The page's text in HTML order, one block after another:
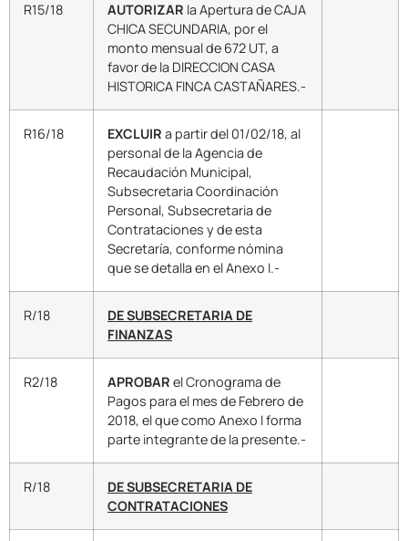
R15/18 AUTORIZAR la Apertura de CAJA
CHICA SECUNDARIA, por el
monto mensual de 672 UT, a
favor de la DIRECCION CASA
HISTORICA FINCA CASTAÑARES.-
R16/18 EXCLUIR a partir del 01/02/18, al
personal de la Agencia de
Recaudación Municipal,
Subsecretaria Coordinación
Personal, Subsecretaria de
Contrataciones y de esta
Secretaría, conforme nómina
que se detalla en el Anexo I.-
R/18
DE SUBSECRETARIA DE
FINANZAS
R2/18 APROBAR el Cronograma de
Pagos para el mes de Febrero de
2018, el que como Anexo I forma
parte integrante de la presente.-
R/18
DE SUBSECRETARIA DE
CONTRATACIONES